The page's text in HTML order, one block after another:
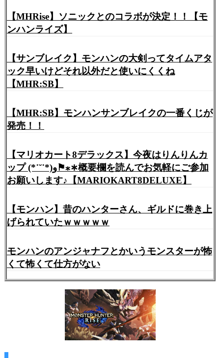
【MHRise】ソニックとのコラボが決定！！【モ
ンハンライズ】
【サンブレイク】モンハンの大剣ってタイムアタ
ック早いけどそれ以外だと使いにくくね
【MHR:SB】
【MHR:SB】モンハンサンブレイクの一番くじが
発売！！
【マリオカート8デラックス】今夜はりんりんカ
ップ (*˙˘˙*)و⚑⁎∗概要欄を読んでお気軽にご参加
お願いします♪【MARIOKART8DELUXE】
【モンハン】昔のハンターさん、ギルドに巻き上
げられていたｗｗｗｗｗ
モンハンのアンジャナフとかいうモンスターが怖
くて怖くて仕方がない